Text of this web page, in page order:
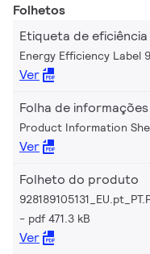
Folhetos
Etiqueta de
Energy Efficiency Label
Ver
Folha de
Product Information
Ver
Folheto do produto
pdf 471.3 kB
Ver